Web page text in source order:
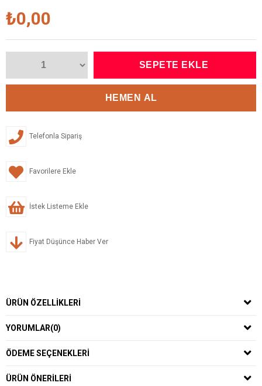
₺0,00
Telefonla Sipariş
Favorilere Ekle
İstek Listeme Ekle
Fiyat Düşünce Haber Ver
ÜRÜN ÖZELLIKLERI
YORUMLAR(0)
ÖDEME SEÇENEKLERI
ÜRÜN ÖNERILERI